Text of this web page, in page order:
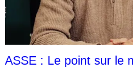
ASSE : Le point sur le